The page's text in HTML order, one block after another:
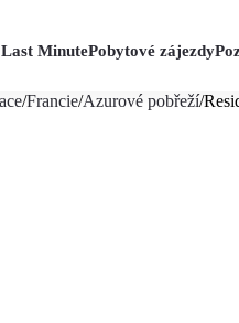
Last MinutePobytové zájezdy
/Francie/Azurové pobřeží/